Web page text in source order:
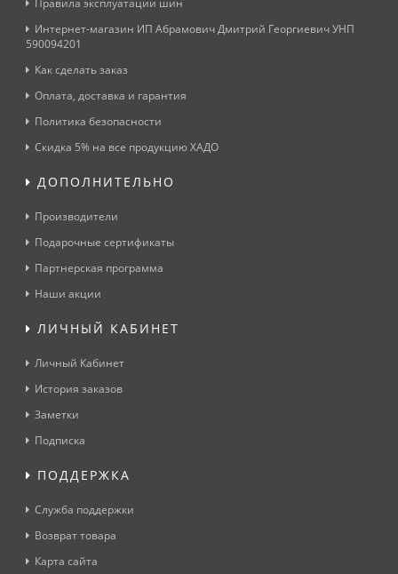
Правила эксплуатации шин
Интернет-магазин ИП Абрамович Дмитрий Георгиевич УНП
590094201
Как сделать заказ
Оплата, доставка и гарантия
Политика безопасности
Скидка 5% на все продукцию ХАДО
ДОПОЛНИТЕЛЬНО
Производители
Подарочные сертификаты
Партнерская программа
Наши акции
ЛИЧНЫЙ КАБИНЕТ
Личный Кабинет
История заказов
Заметки
Подписка
ПОДДЕРЖКА
Служба поддержки
Возврат товара
Карта сайта